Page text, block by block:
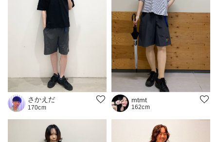
さかえだ
170cm
mtmt
162cm